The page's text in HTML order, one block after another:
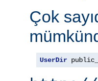
Çok
UserDir